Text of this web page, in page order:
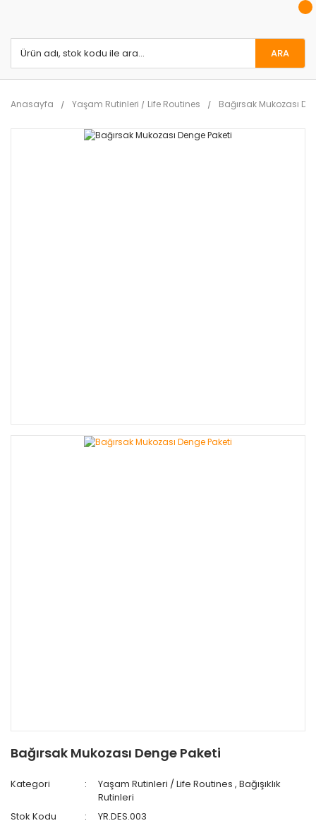
ARA
Anasayfa Yaşam Rutinleri / Life Routines Bağırsak Mukozası
Bağırsak Mukozası Denge Paketi
Kategori Yaşam Rutinleri / Life Routines , Bağışıklık
Rutinleri
Stok Kodu
YR.DES.003